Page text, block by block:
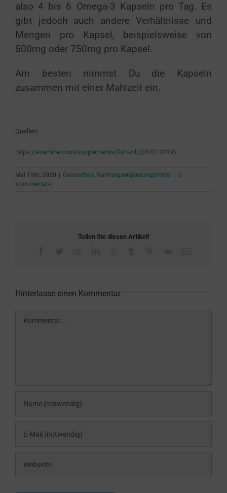
also 4 bis 6 Omega-3 Kapseln pro Tag. Es
gibt jedoch auch andere Verhältnisse und
Mengen pro Kapsel, beispielsweise von
500mg oder 750mg pro Kapsel.
Am besten nimmst Du die Kapseln
zusammen mit einer Mahlzeit ein.
Quellen:
https://examine.com/supplements/fish-oil/ ,(01.07.2019)
Mai 19th, 2020 Gesundheit, Nahrungsergänzungsmittel
0
Kommentare
Teilen Sie diesen Artikel!
Hinterlasse einen Kommentar